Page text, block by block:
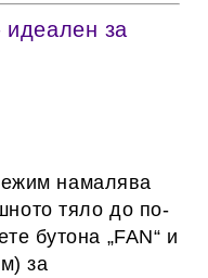
идеален за
намалява
тяло до по-
бутона „FAN“ и
за